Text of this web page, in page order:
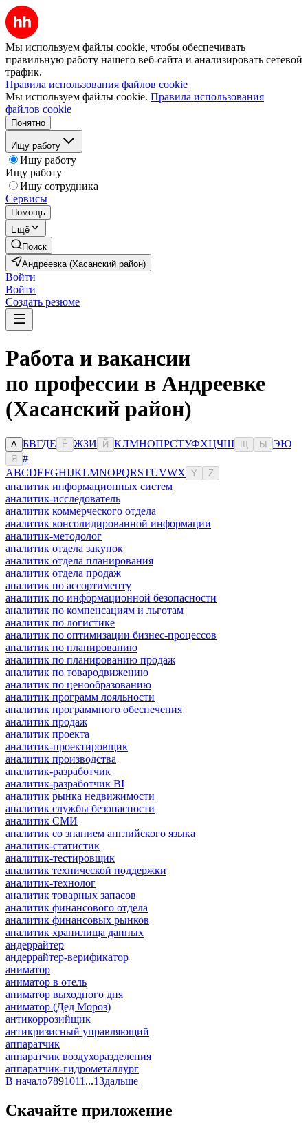
Мы используем файлы cookie, чтобы обеспечивать
правильную работу нашего веб-сайта и анализировать сетевой
трафик.
Правила использования файлов cookie
Мы используем файлы cookie. Правила использования
файлов cookie
Понятно
Ищу работу
Ищу работу
Ищу работу
Ищу сотрудника
Сервисы
Помощь
Ещё
Поиск
Андреевка (Хасанский район)
Войти
Войти
Создать резюме
Работа и вакансии
по профессии в Андреевке
(Хасанский район)
А БВГДЕ Ё ЖЗИ Й КЛМНОПРСТУФХЦЧШ Ы ЭЮ
Я
#
ABCDEFGHIJKLMNOPQRSTUVWX Y Z
аналитик информационных систем
аналитик-исследователь
аналитик коммерческого отдела
аналитик консолидированной информации
аналитик-методолог
аналитик отдела закупок
аналитик отдела планирования
аналитик отдела продаж
аналитик по ассортименту
аналитик по информационной безопасности
аналитик по компенсациям и льготам
аналитик по логистике
аналитик по оптимизации бизнес-процессов
аналитик по планированию
аналитик по планированию продаж
аналитик по товародвижению
аналитик по ценообразованию
аналитик программ лояльности
аналитик программного обеспечения
аналитик продаж
аналитик проекта
аналитик-проектировщик
аналитик производства
аналитик-разработчик
аналитик-разработчик BI
аналитик рынка недвижимости
аналитик службы безопасности
аналитик СМИ
аналитик со знанием английского языка
аналитик-статистик
аналитик-тестировщик
аналитик технической поддержки
аналитик-технолог
аналитик товарных запасов
аналитик финансового отдела
аналитик финансовых рынков
аналитик хранилища данных
андеррайтер
андеррайтер-верификатор
аниматор
аниматор в отель
аниматор выходного дня
аниматор (Дед Мороз)
антикоррозийщик
антикризисный управляющий
аппаратчик
аппаратчик воздухоразделения
аппаратчик-гидрометаллург
В начало7891011 ...13дальше
Скачайте приложение